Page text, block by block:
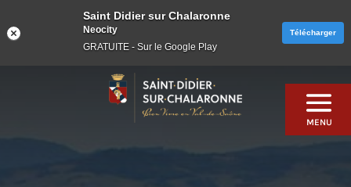
Saint Didier sur Chalaronne
Neocity
GRATUITE - Sur le Google Play
Télécharger